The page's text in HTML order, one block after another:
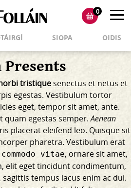
0
SIOPA OIDIS
tristiquesenectus et netus et
egestas. Vestibulum tortor
eget, tempor sit amet, ante.
quam egestas semper.Aenean
placerat eleifend leo. Quisque sit
pharetra. Vestibulum erat
commodo vitae, ornare sit amet,
elit eget tincidunt condimentum,
tempus lacus enim ac dui.